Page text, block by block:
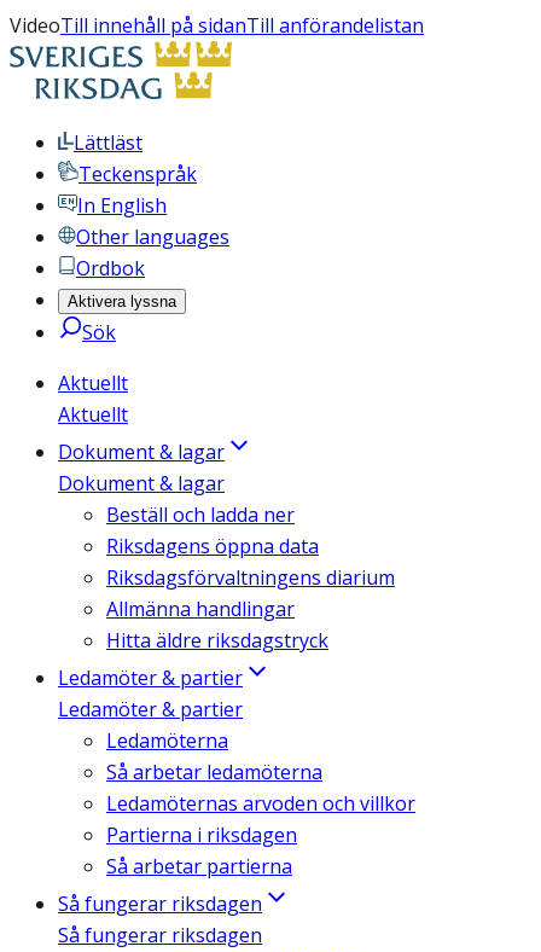
VideoTill innehåll på sidanTill anförandelistan
Lättläst
Teckenspråk
In English
Other languages
Ordbok
Aktivera lyssna
Sök
Aktuellt
Aktuellt
Dokument & lagar
Dokument & lagar
Beställ och ladda ner
Riksdagens öppna data
Riksdagsförvaltningens diarium
Allmänna handlingar
Hitta äldre riksdagstryck
Ledamöter & partier
Ledamöter & partier
Ledamöterna
Så arbetar ledamöterna
Ledamöternas arvoden och villkor
Partierna i riksdagen
Så arbetar partierna
Så fungerar riksdagen
Så fungerar riksdagen